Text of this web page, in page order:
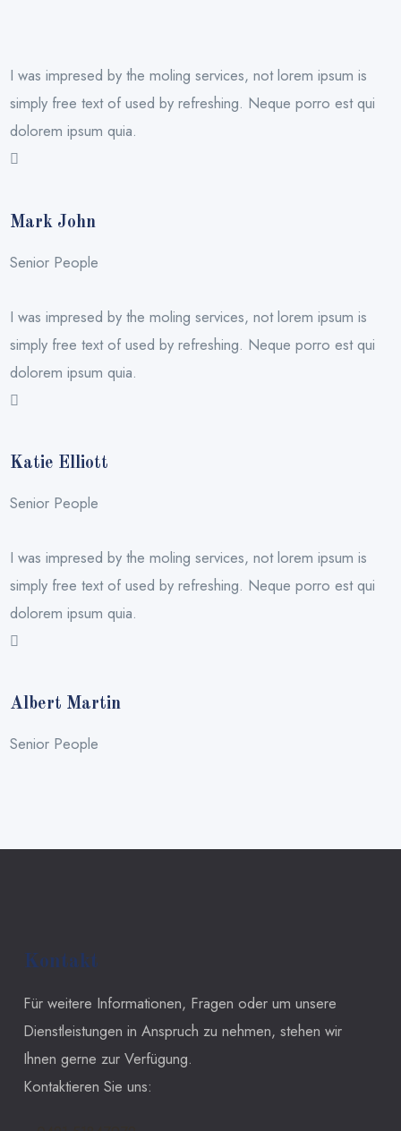
I was impresed by the moling services, not lorem ipsum is
simply free text of used by refreshing. Neque porro est qui
dolorem ipsum quia.
Mark John
Senior People
I was impresed by the moling services, not lorem ipsum is
simply free text of used by refreshing. Neque porro est qui
dolorem ipsum quia.
Katie Elliott
Senior People
I was impresed by the moling services, not lorem ipsum is
simply free text of used by refreshing. Neque porro est qui
dolorem ipsum quia.
Albert Martin
Senior People
Kontakt
Für weitere Informationen, Fragen oder um unsere
Dienstleistungen in Anspruch zu nehmen, stehen wir
Ihnen gerne zur Verfügung.
Kontaktieren Sie uns: